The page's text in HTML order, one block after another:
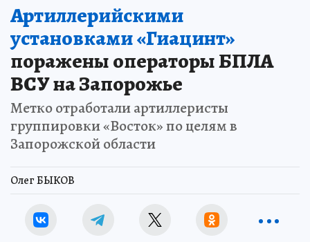
Артиллерийскими
установками «Гиацинт»
поражены операторы БПЛА
ВСУ на Запорожье
Метко отработали артиллеристы
группировки «Восток» по целям в
Запорожской области
Олег БЫКОВ